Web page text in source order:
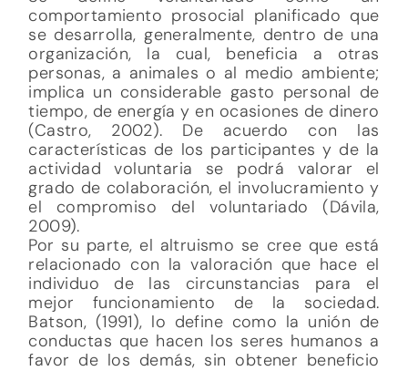
comportamiento prosocial planificado que
se desarrolla, generalmente, dentro de una
organización, la cual, beneficia a otras
personas, a animales o al medio ambiente;
implica un considerable gasto personal de
tiempo, de energía y en ocasiones de dinero
(Castro, 2002). De acuerdo con las
características de los participantes y de la
actividad voluntaria se podrá valorar el
grado de colaboración, el involucramiento y
el compromiso del voluntariado (Dávila,
2009).
Por su parte, el altruismo se cree que está
relacionado con la valoración que hace el
individuo de las circunstancias para el
mejor funcionamiento de la sociedad.
Batson, (1991), lo define como la unión de
conductas que hacen los seres humanos a
favor de los demás, sin obtener beneficio